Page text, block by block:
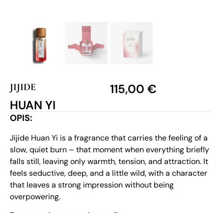
JIJIDE
HUAN YI
115,00 €
OPIS:
Jijide Huan Yi is a fragrance that carries the feeling of a
slow, quiet burn – that moment when everything briefly
falls still, leaving only warmth, tension, and attraction. It
feels seductive, deep, and a little wild, with a character
that leaves a strong impression without being
overpowering.